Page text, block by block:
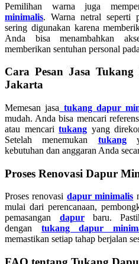
Pemilihan warna juga
minimalis. Warna netral seperti
sering digunakan karena
Anda bisa menambahkan
memberikan sentuhan personal pada
Cara Pesan Jasa
Jakarta
Memesan jasa tukang dapur
mudah. Anda bisa mencari
atau mencaritukang yang
Setelah menemukan tukang
kebutuhan dan anggaran Anda
Proses Renovasi Dapur
Proses renovasi dapur minimalis
mulai dari perencanaan,
pemasangan dapurbaru.
dengan tukang dapur
memastikan setiap tahap berjalan